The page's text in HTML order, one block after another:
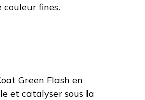
couleur fines.
Green Flash en
et catalyser sous la